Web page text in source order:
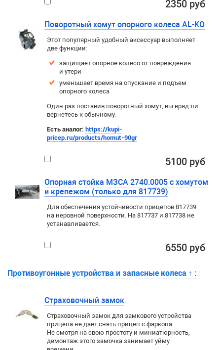
2350 руб
Поворотный хомут опорного колеса AL-KO
Этот популярный удобный аксессуар выполняет
две функции:
защищает опорное колесо от повреждения
и утери
уменьшает время на опускание и подъем
опорного колеса
Один раз поставив поворотный хомут, вы вряд ли
вернетесь к обычному.
Есть аналог: https://kupi-
pricep.ru/products/homut-90gr
5100 руб
Опорная стойка МЗСА 2740.0005 с хомутом
и крепежом (только для 817739)
Для обеспечения устойчивости прицепов 817739
на неровной поверхности. На 817737 и 817738 не
устанавливается.
6550 руб
Противоугонные устройства и запасные колеса ↑ :
Страховочный замок
Страховочный замок для замкового устройства
прицепа не дает снять прицеп с фаркопа.
Не смотря на свою простоту и миниатюрность,
демонтаж этого замочка занимает уйму